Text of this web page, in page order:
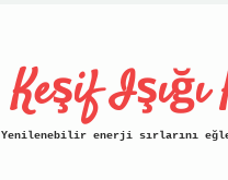
Keşif Işığı
Yenilenebilir enerji sırlarını